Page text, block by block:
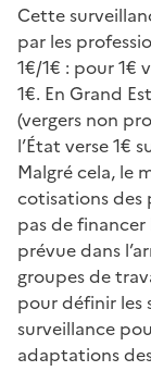
Cette
par les
1€/1€ : pour 1€
1€. En Grand
(vergers non
l’État verse 1€
Malgré cela, le
cotisations des
pas de
prévue dans
groupes de
pour définir les
surveillance
adaptations